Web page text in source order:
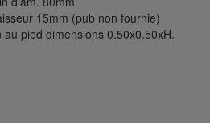
15mm (pub non fournie)
au pied dimensions 0.50x0.50xH.